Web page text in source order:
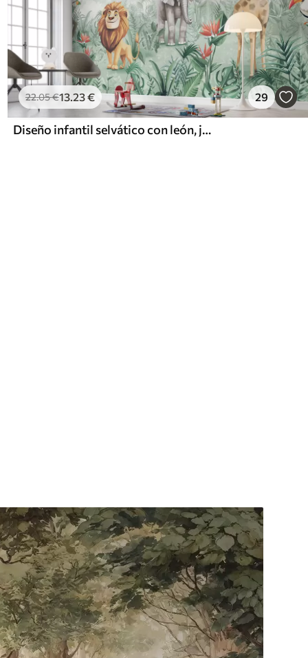
22.05€13.23€ 29
Diseño infantil selvático con león, jirafa, elefante y loros